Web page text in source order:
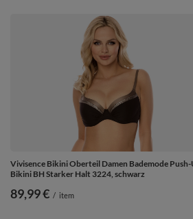
Vivisence Bikini Oberteil Damen Bademode
Bikini BH Starker Halt 3224, schwarz
89,99 € / item